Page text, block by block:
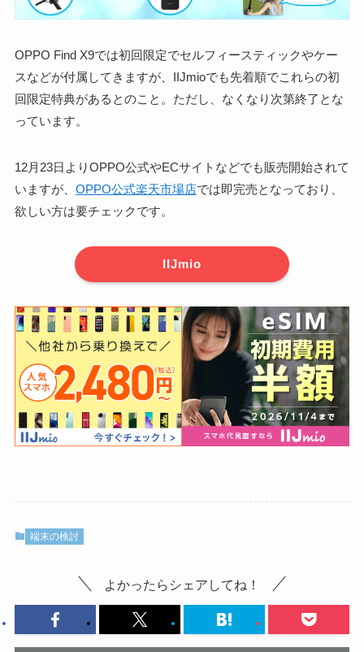
OPPO Find X9では初回限定でセルフィースティックやケー
スなどが付属してきますが、IIJmioでも先着順でこれらの初
回限定特典があるとのこと。ただし、なくなり次第終了とな
っています。
12月23日よりOPPO公式やECサイトなどでも販売開始されて
いますが、 OPPO公式楽天市場店では即完売となっており、
欲しい方は要チェックです。
IIJmio
端末の検討
よかったらシェアしてね！